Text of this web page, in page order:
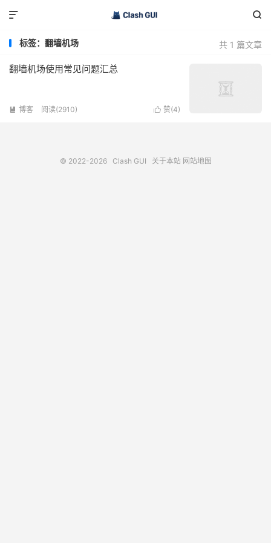


共 1 篇文章
标签：翻墙机场
翻墙机场使用常见问题汇总
 赞(4)
 博客 阅读(2910)
© 2022-2026 Clash GUI 关于本站 网站地图